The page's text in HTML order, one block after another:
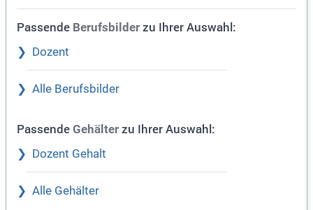
Passende Berufsbilder zu Ihrer Auswahl:
Dozent
Alle Berufsbilder
Passende Gehälter zu Ihrer Auswahl:
Dozent Gehalt
Alle Gehälter